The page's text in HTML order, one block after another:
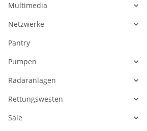
Multimedia
Netzwerke
Pantry
Pumpen
Radaranlagen
Rettungswesten
Sale